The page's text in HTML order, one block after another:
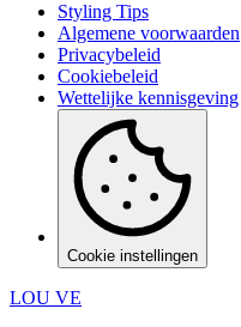
Styling Tips
Algemene voorwaarden
Privacybeleid
Cookiebeleid
Wettelijke kennisgeving
Cookie instellingen
LOU VE